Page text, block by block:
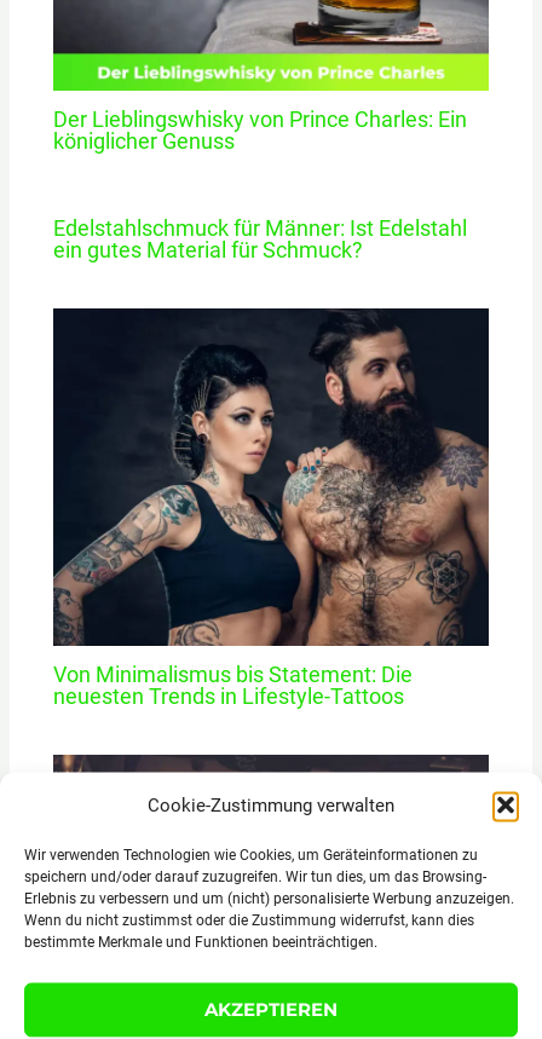
Cookie-Zustimmung verwalten
Wir verwenden Technologien wie Cookies, um Geräteinformationen zu
speichern und/oder darauf zuzugreifen. Wir tun dies, um das Browsing-
Erlebnis zu verbessern und um (nicht) personalisierte Werbung anzuzeigen.
Wenn du nicht zustimmst oder die Zustimmung widerrufst, kann dies
bestimmte Merkmale und Funktionen beeinträchtigen.
AKZEPTIEREN
Der Lieblingswhisky von Prince Charles: Ein
königlicher Genuss
Edelstahlschmuck für Männer: Ist Edelstahl
ein gutes Material für Schmuck?
Von Minimalismus bis Statement: Die
neuesten Trends in Lifestyle-Tattoos